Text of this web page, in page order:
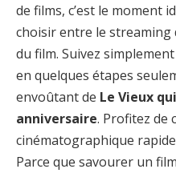
de films, c’est le moment
choisir entre le
du film. Suivez
en quelques étapes
envoûtant de Le Vieux
anniversaire. Profitez de
cinématographique
Parce que savourer un